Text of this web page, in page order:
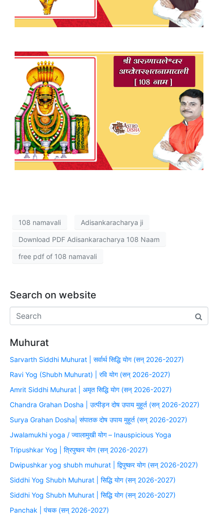
108 namavali Adisankaracharya ji
Download PDF Adisankaracharya 108 Naam
free pdf of 108 namavali
Search on website
Muhurat
Sarvarth Siddhi Muhurat | सर्वार्थ सिद्धि योग (सन् 2026-2027)
Ravi Yog (Shubh Muhurat) | रवि योग (सन् 2026-2027)
Amrit Siddhi Muhurat | अमृत सिद्धि योग (सन् 2026-2027)
Chandra Grahan Dosha | उत्पीड़न दोष उपाय मुहूर्त (सन् 2026-2027)
Surya Grahan Dosha| संपातक दोष उपाय मुहूर्त (सन् 2026-2027)
Jwalamukhi yoga / ज्वालामुखी योग – Inauspicious Yoga
Tripushkar Yog | त्रिपुष्कर योग (सन् 2026-2027)
Dwipushkar yog shubh muhurat | द्विपुष्कर योग (सन् 2026-2027)
Siddhi Yog Shubh Muhurat | सिद्धि योग (सन् 2026-2027)
Siddhi Yog Shubh Muhurat | सिद्धि योग (सन् 2026-2027)
Panchak | पंचक (सन् 2026-2027)